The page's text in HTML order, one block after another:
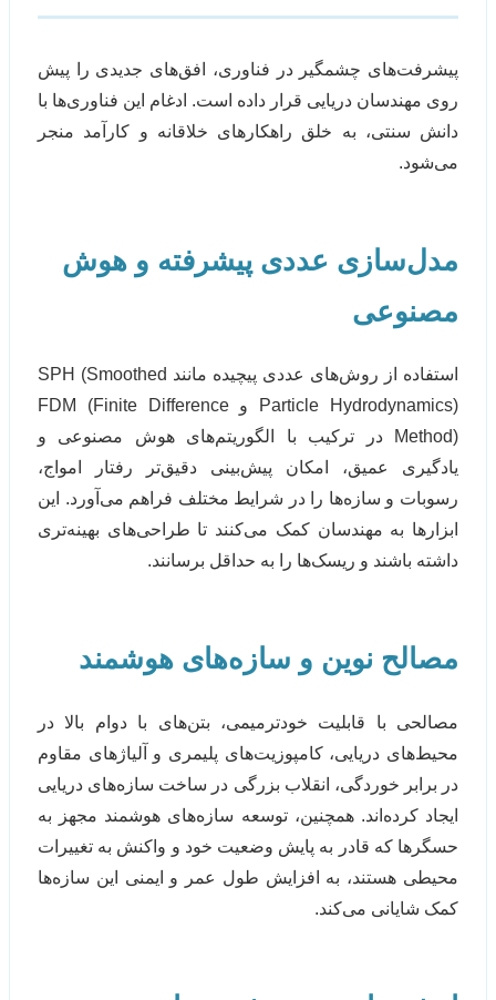
پیشرفت‌های چشمگیر در فناوری، افق‌های جدیدی را پیش
روی مهندسان دریایی قرار داده است. ادغام این فناوری‌ها با
دانش سنتی، به خلق راهکارهای خلاقانه و کارآمد منجر
می‌شود.
مدل‌سازی عددی پیشرفته و هوش
مصنوعی
استفاده از روش‌های عددی پیچیده مانند SPH (Smoothed
Particle Hydrodynamics) و FDM (Finite Difference
Method) در ترکیب با الگوریتم‌های هوش مصنوعی و
یادگیری عمیق، امکان پیش‌بینی دقیق‌تر رفتار امواج،
رسوبات و سازه‌ها را در شرایط مختلف فراهم می‌آورد. این
ابزارها به مهندسان کمک می‌کنند تا طراحی‌های بهینه‌تری
داشته باشند و ریسک‌ها را به حداقل برسانند.
مصالح نوین و سازه‌های هوشمند
مصالحی با قابلیت خودترمیمی، بتن‌های با دوام بالا در
محیط‌های دریایی، کامپوزیت‌های پلیمری و آلیاژهای مقاوم
در برابر خوردگی، انقلاب بزرگی در ساخت سازه‌های دریایی
ایجاد کرده‌اند. همچنین، توسعه سازه‌های هوشمند مجهز به
حسگرها که قادر به پایش وضعیت خود و واکنش به تغییرات
محیطی هستند، به افزایش طول عمر و ایمنی این سازه‌ها
کمک شایانی می‌کند.